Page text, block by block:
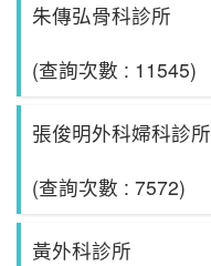
朱傳弘骨科診所
(查詢次數 : 11545)
張俊明外科婦科診所
(查詢次數 : 7572)
黃外科診所